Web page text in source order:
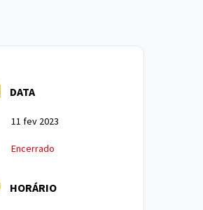
DATA
11 fev 2023
Encerrado
HORÁRIO